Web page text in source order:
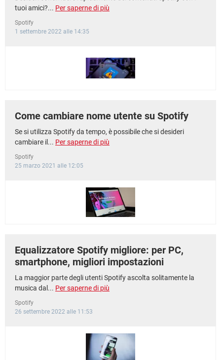
tuoi amici?... Per saperne di più
Spotify
1 settembre 2022 alle 14:35
Come cambiare nome utente su Spotify
Se si utilizza Spotify da tempo, è possibile che si desideri
cambiare il... Per saperne di più
Spotify
25 marzo 2021 alle 12:05
Equalizzatore Spotify migliore: per PC,
smartphone, migliori impostazioni
La maggior parte degli utenti Spotify ascolta solitamente la
musica dal... Per saperne di più
Spotify
26 settembre 2022 alle 11:53